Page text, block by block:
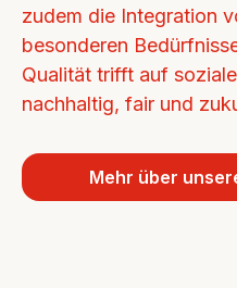
zudem die Integration
besonderen
Qualität trifft auf
nachhaltig, fair und
Mehr über